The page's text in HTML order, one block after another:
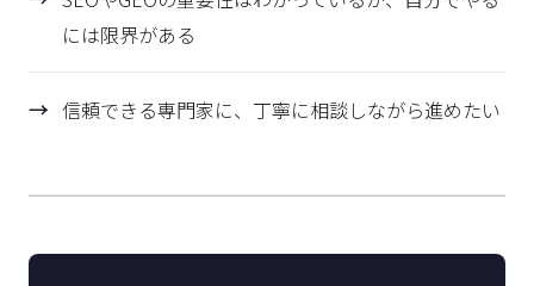
には限界がある
信頼できる専門家に、丁寧に相談しながら進めたい